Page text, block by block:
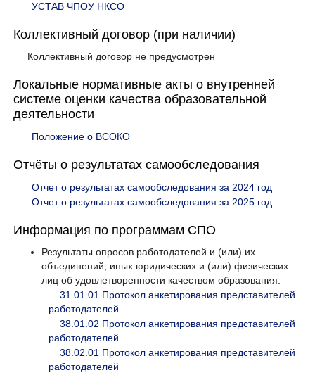
УСТАВ ЧПОУ НКСО
Коллективный договор (при наличии)
Коллективный договор не предусмотрен
Локальные нормативные акты о внутренней
системе оценки качества образовательной
деятельности
Положение о ВСОКО
Отчёты о результатах самообследования
Отчет о результатах самообследования за 2024 год
Отчет о результатах самообследования за 2025 год
Информация по программам СПО
Результаты опросов работодателей и (или) их
объединений, иных юридических и (или) физических
лиц об удовлетворенности качеством образования:
31.01.01 Протокол анкетирования представителей
работодателей
38.01.02 Протокол анкетирования представителей
работодателей
38.02.01 Протокол анкетирования представителей
работодателей